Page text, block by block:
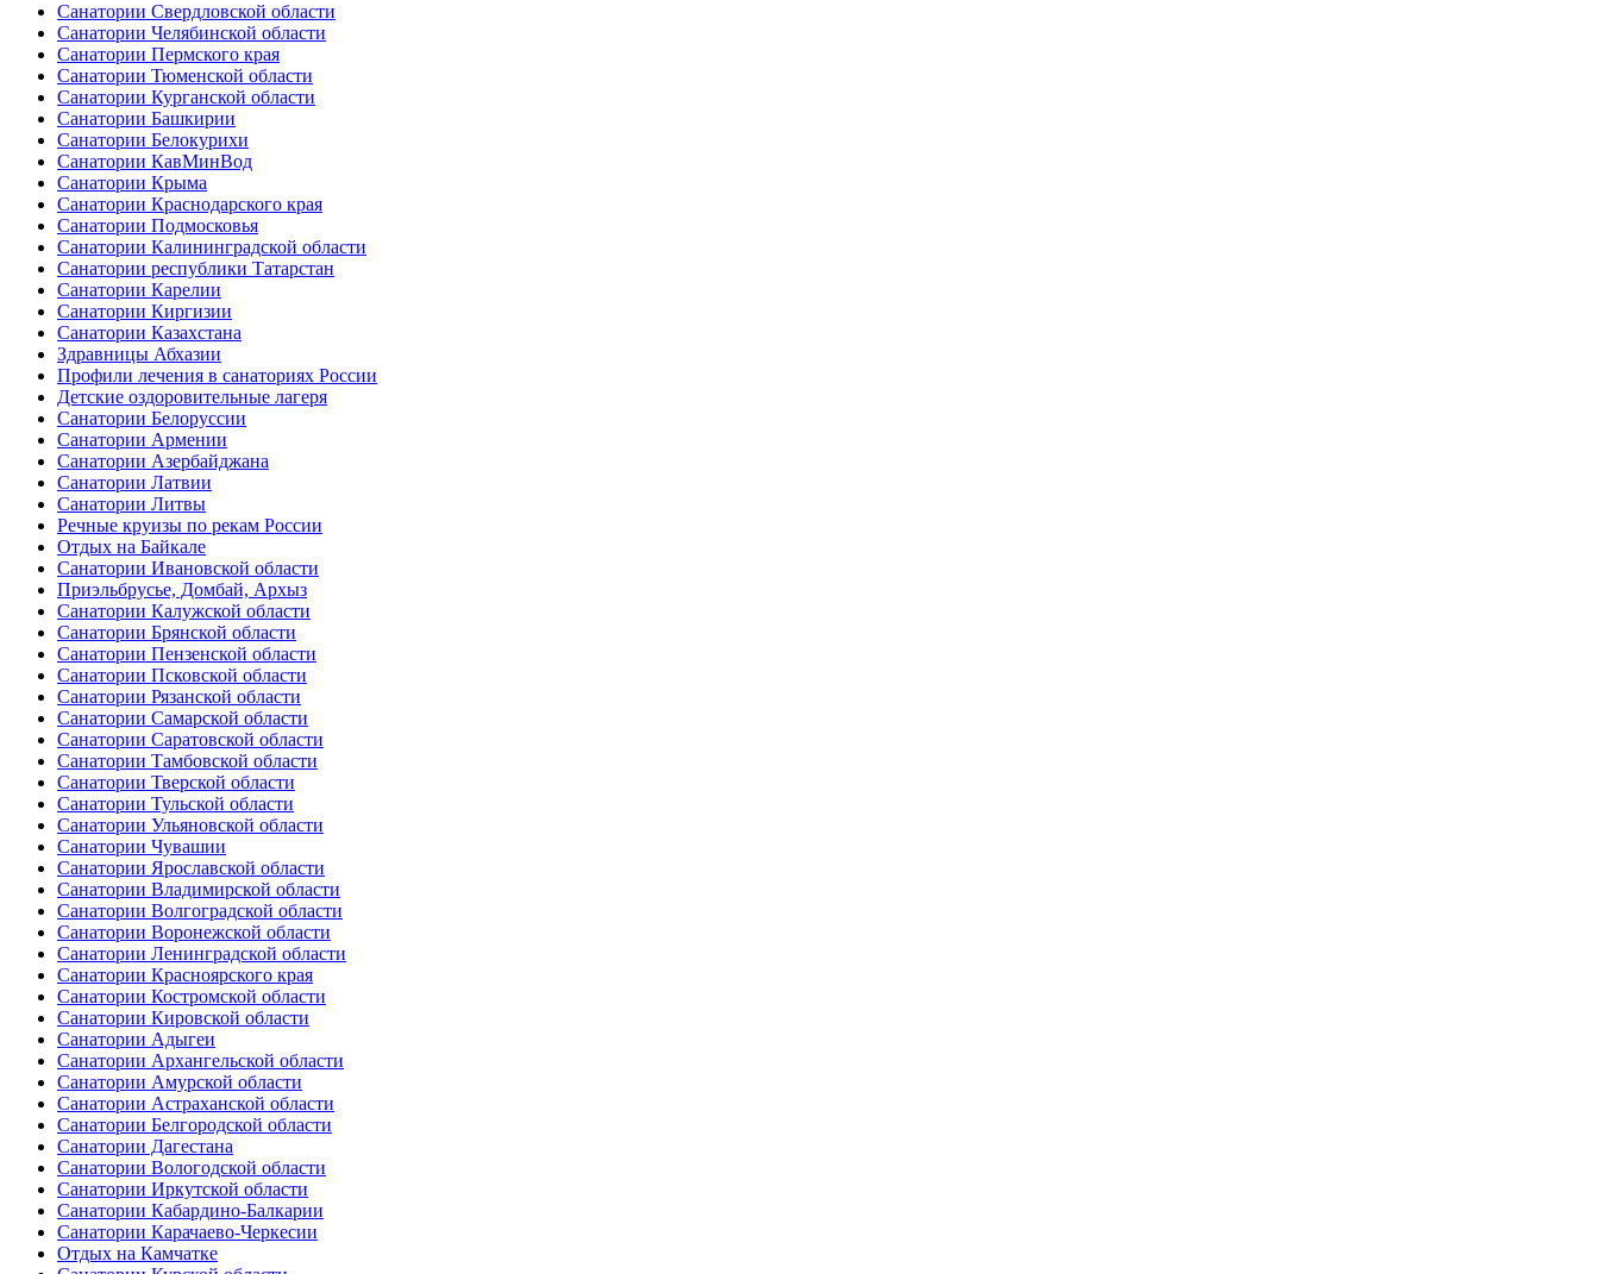
Санатории Свердловской области
Санатории Челябинской области
Санатории Пермского края
Санатории Тюменской области
Санатории Курганской области
Санатории Башкирии
Санатории Белокурихи
Санатории КавМинВод
Санатории Крыма
Санатории Краснодарского края
Санатории Подмосковья
Санатории Калининградской области
Санатории республики Татарстан
Санатории Карелии
Санатории Киргизии
Санатории Казахстана
Здравницы Абхазии
Профили лечения в санаториях России
Детские оздоровительные лагеря
Санатории Белоруссии
Санатории Армении
Санатории Азербайджана
Санатории Латвии
Санатории Литвы
Речные круизы по рекам России
Отдых на Байкале
Санатории Ивановской области
Приэльбрусье, Домбай, Архыз
Санатории Калужской области
Санатории Брянской области
Санатории Пензенской области
Санатории Псковской области
Санатории Рязанской области
Санатории Самарской области
Санатории Саратовской области
Санатории Тамбовской области
Санатории Тверской области
Санатории Тульской области
Санатории Ульяновской области
Санатории Чувашии
Санатории Ярославской области
Санатории Владимирской области
Санатории Волгоградской области
Санатории Воронежской области
Санатории Ленинградской области
Санатории Красноярского края
Санатории Костромской области
Санатории Кировской области
Санатории Адыгеи
Санатории Архангельской области
Санатории Амурской области
Санатории Астраханской области
Санатории Белгородской области
Санатории Дагестана
Санатории Вологодской области
Санатории Иркутской области
Санатории Кабардино-Балкарии
Санатории Карачаево-Черкесии
Отдых на Камчатке